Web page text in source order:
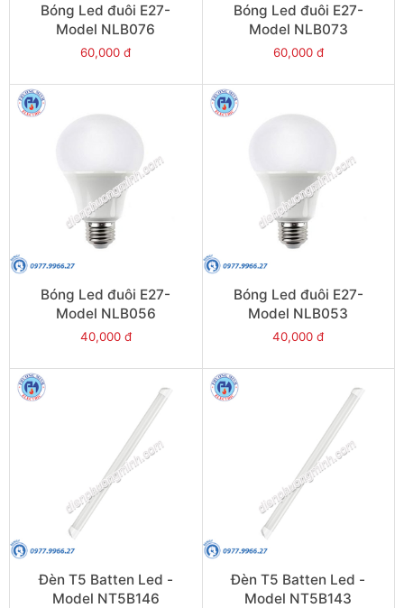
Bóng Led đuôi E27-
Model NLB076
60,000 đ
Bóng Led đuôi E27-
Model NLB073
60,000 đ
Bóng Led đuôi E27-
Model NLB056
40,000 đ
Bóng Led đuôi E27-
Model NLB053
40,000 đ
Đèn T5 Batten Led -
Model NT5B146
Đèn T5 Batten Led -
Model NT5B143